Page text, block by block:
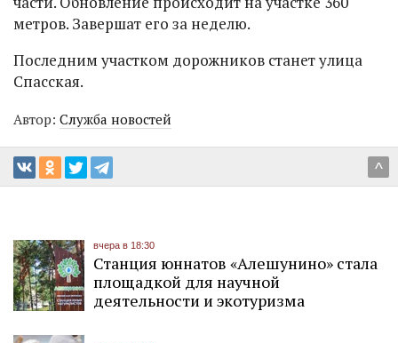
метров. Завершат его за неделю.
Последним участком дорожников станет улица
Спасская.
Автор: Служба новостей
^
вчера в 18:30
Станция юннатов «Алешунино» стала
площадкой для научной
деятельности и экотуризма